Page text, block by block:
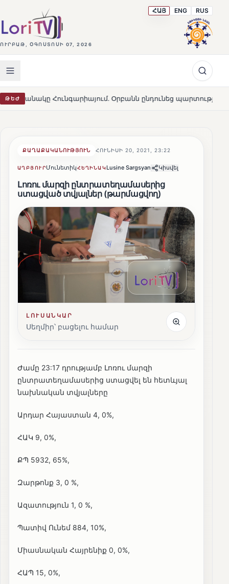
ՈՒՐԲԱԹ, ՕԳՈՍՏՈՍԻ 07, 2026
ՀԱՅ ENG RUS
ԹԵԺ Օրբանն ընդունեց պարտությունը HOT Մարթա
ՔԱՂԱՔԱԿԱՆՈՒԹՅՈՒՆ ՀՈՒՆԻՍԻ 20, 2021, 23:22
ԱՂԲՅՈՒՐՄունետիկՀԵՂԻՆԱԿLusine Sargsyan Կիսվել
Լոռու մարզի ընտրատեղամասերից
ստացված տվյալներ (թարմացվող)
ԼՈՒՍԱՆԿԱՐ
Սեղմիր՝ բացելու համար
Ժամը 23:17 դրությամբ Լոռու մարզի
ընտրատեղամասերից ստացվել են հետևյալ
նախնական տվյալները
Արդար Հայաստան 4, 0%,
ՀԱԿ 9, 0%,
ՔՊ 5932, 65%,
Զարթոնք 3, 0 %,
Ազատություն 1, 0 %,
Պատիվ Ունեմ 884, 10%,
Միասնական Հայրենիք 0, 0%,
ՀԱՊ 15, 0%,